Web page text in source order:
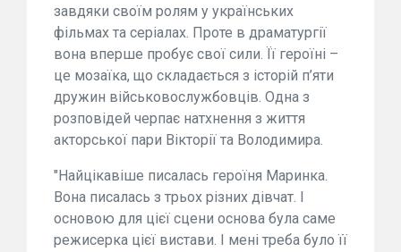
завдяки своїм ролям у українських
фільмах та серіалах. Проте в драматургії
вона вперше пробує свої сили. Її героїні –
це мозаїка, що складається з історій п’яти
дружин військовослужбовців. Одна з
розповідей черпає натхнення з життя
акторської пари Вікторії та Володимира.
"Найцікавіше писалась героїня Маринка.
Вона писалась з трьох різних дівчат. І
основою для цієї сцени основа була саме
режисерка цієї вистави. І мені треба було її